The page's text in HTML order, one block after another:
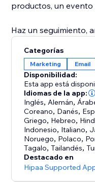
productos, un evento
Haz un seguimiento,
contribución que tus
negocio.
Wix proporciona
moderación para
entregabilidad.
Hay planes de
Categorías
Marketing Email
Disponibilidad:
Esta app está
Idiomas de la app:
Inglés, Alemán,
Coreano, Danés,
Griego, Hebreo,
Indonesio, Italiano,
Noruego, Polaco,
Tagalo,Tailandés,
Destacado en
Hipaa Supported